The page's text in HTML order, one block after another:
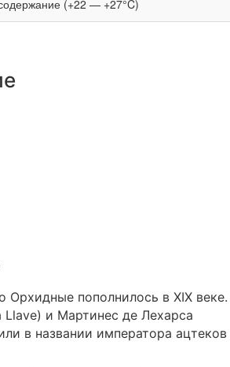
(+22 — +27°C)
пополнилось в XIX веке.
и Мартинес де Лехарса
в названии императора ацтеков